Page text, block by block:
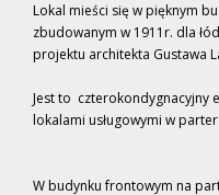
Lokal mieści się w pięknym
zbudowanym w 1911r. dla
projektu architekta Gustawa
Jest to czterokondygnacyjny
lokalami usługowymi w
W budynku frontowym na